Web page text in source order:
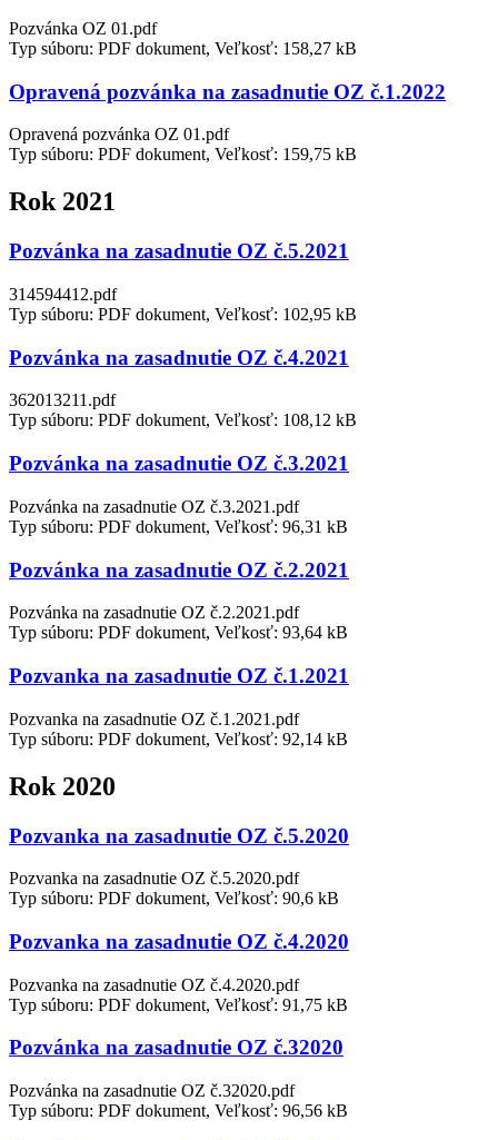
Pozvánka OZ 01.pdf
Typ súboru: PDF dokument, Veľkosť: 158,27 kB
Opravená pozvánka na zasadnutie OZ č.1.2022
Opravená pozvánka OZ 01.pdf
Typ súboru: PDF dokument, Veľkosť: 159,75 kB
Rok 2021
Pozvánka na zasadnutie OZ č.5.2021
314594412.pdf
Typ súboru: PDF dokument, Veľkosť: 102,95 kB
Pozvánka na zasadnutie OZ č.4.2021
362013211.pdf
Typ súboru: PDF dokument, Veľkosť: 108,12 kB
Pozvánka na zasadnutie OZ č.3.2021
Pozvánka na zasadnutie OZ č.3.2021.pdf
Typ súboru: PDF dokument, Veľkosť: 96,31 kB
Pozvánka na zasadnutie OZ č.2.2021
Pozvánka na zasadnutie OZ č.2.2021.pdf
Typ súboru: PDF dokument, Veľkosť: 93,64 kB
Pozvanka na zasadnutie OZ č.1.2021
Pozvanka na zasadnutie OZ č.1.2021.pdf
Typ súboru: PDF dokument, Veľkosť: 92,14 kB
Rok 2020
Pozvanka na zasadnutie OZ č.5.2020
Pozvanka na zasadnutie OZ č.5.2020.pdf
Typ súboru: PDF dokument, Veľkosť: 90,6 kB
Pozvanka na zasadnutie OZ č.4.2020
Pozvanka na zasadnutie OZ č.4.2020.pdf
Typ súboru: PDF dokument, Veľkosť: 91,75 kB
Pozvánka na zasadnutie OZ č.32020
Pozvánka na zasadnutie OZ č.32020.pdf
Typ súboru: PDF dokument, Veľkosť: 96,56 kB